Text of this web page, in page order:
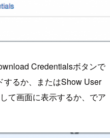
Credentialsボタンで
するか、またはShow User
て画面に表示するか、でア